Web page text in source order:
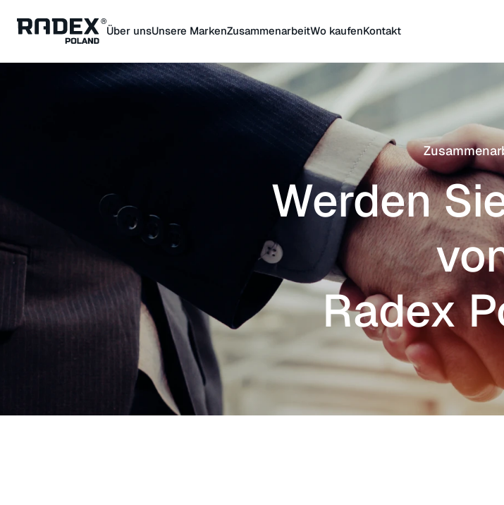
Über unsUnsere MarkenZusammenarbeitWo kaufenKontakt
Werden
Radex